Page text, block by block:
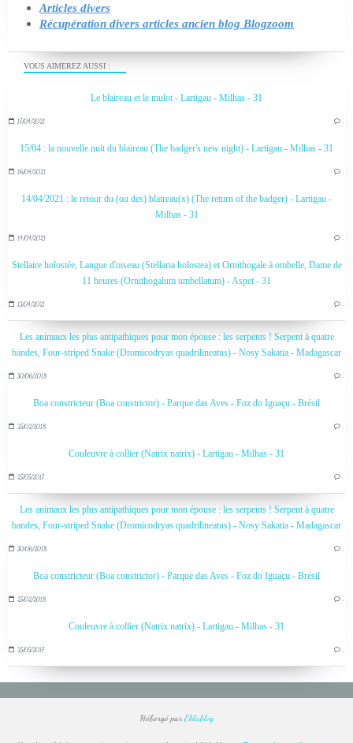
VOUS AIMEREZ AUSSI :
Le blaireau et le mulot - Lartigau - Milhas - 31
17/04/2021 …
15/04 : la nouvelle nuit du blaireau (The badger's new night) - Lartigau - Milhas - 31
16/04/2021 …
14/04/2021 : le retour du (ou des) blaireau(x) (The return of the badger) - Lartigau -
Milhas - 31
14/04/2021 …
Stellaire holostée, Langue d'oiseau (Stellaria holostea) et Ornithogale à ombelle, Dame de
11 heures (Ornithogalum umbellatum) - Aspet - 31
13/04/2021 …
Les animaux les plus antipathiques pour mon épouse : les serpents ! Serpent à quatre
bandes, Four-striped Snake (Dromicodryas quadrilineatus) - Nosy Sakatia - Madagascar
30/06/2018 …
Boa constricteur (Boa constrictor) - Parque das Aves - Foz do Iguaçu - Brésil
25/02/2018 …
Couleuvre à collier (Natrix natrix) - Lartigau - Milhas - 31
25/05/2017 …
Les animaux les plus antipathiques pour mon épouse : les serpents ! Serpent à quatre
bandes, Four-striped Snake (Dromicodryas quadrilineatus) - Nosy Sakatia - Madagascar
30/06/2018 …
Boa constricteur (Boa constrictor) - Parque das Aves - Foz do Iguaçu - Brésil
25/02/2018 …
Couleuvre à collier (Natrix natrix) - Lartigau - Milhas - 31
25/05/2017 …
Articles divers
Récupération divers articles ancien blog Blogzoom
Hébergé parEklablog